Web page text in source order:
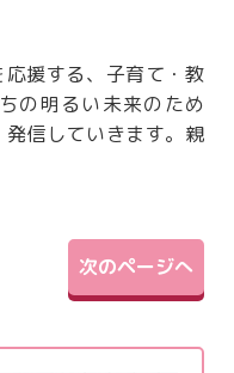
援する、子育て・教
の明るい未来のため
信していきます。親
次のページへ